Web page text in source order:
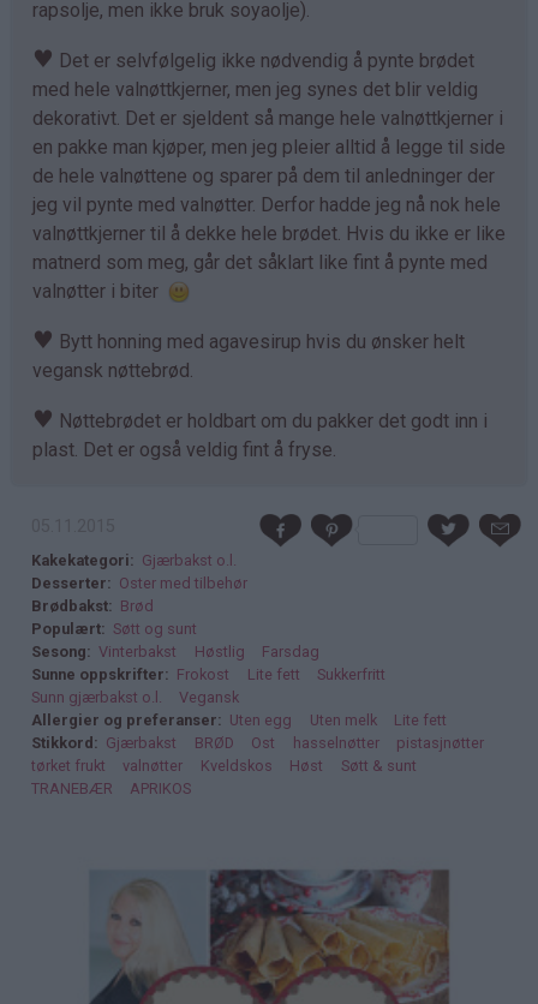
rapsolje, men ikke bruk soyaolje).
♥ Det er selvfølgelig ikke nødvendig å pynte brødet
med hele valnøttkjerner, men jeg synes det blir veldig
dekorativt. Det er sjeldent så mange hele valnøttkjerner i
en pakke man kjøper, men jeg pleier alltid å legge til side
de hele valnøttene og sparer på dem til anledninger der
jeg vil pynte med valnøtter. Derfor hadde jeg nå nok hele
valnøttkjerner til å dekke hele brødet. Hvis du ikke er like
matnerd som meg, går det såklart like fint å pynte med
valnøtter i biter
♥ Bytt honning med agavesirup hvis du ønsker helt
vegansk nøttebrød.
♥ Nøttebrødet er holdbart om du pakker det godt inn i
plast. Det er også veldig fint å fryse.
Kakekategori
Gjærbakst o.l.
Desserter
Oster med tilbehør
Brødbakst
Brød
Populært
Søtt og sunt
Sesong
Vinterbakst Høstlig
Farsdag
Sunne oppskrifter
Frokost Lite fett
Sukkerfritt
Sunn gjærbakst o.l.
Vegansk
Allergier og preferanser
Uten egg Uten melk
Lite fett
Stikkord
Gjærbakst BRØD Ost hasselnøtter
pistasjnøtter
tørket frukt
valnøtter Kveldskos Høst
Søtt & sunt
TRANEBÆR
APRIKOS